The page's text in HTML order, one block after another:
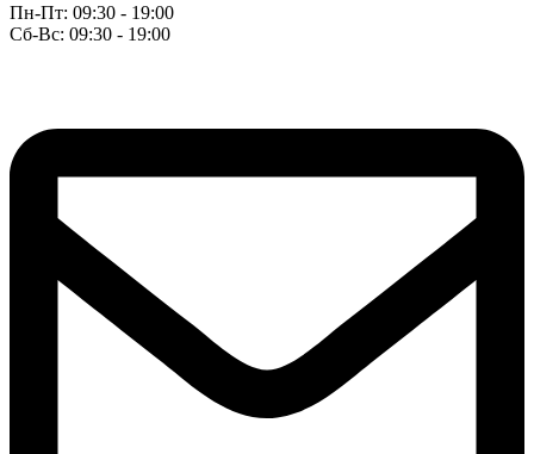
Пн-Пт: 09:30 - 19:00
Сб-Вс: 09:30 - 19:00